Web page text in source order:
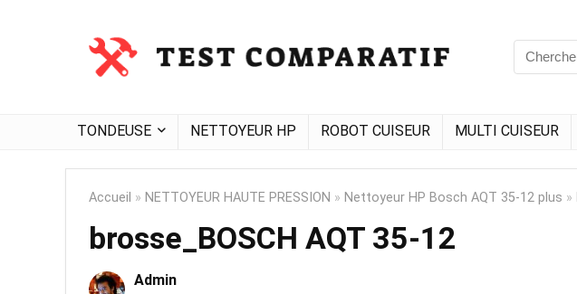
TONDEUSE NETTOYEUR HP ROBOT CUISEUR MULTI CUISEUR
Accueil » NETTOYEUR HAUTE PRESSION » Nettoyeur HP Bosch AQT 35-12 plus »
brosse_BOSCH AQT 35-12
Admin